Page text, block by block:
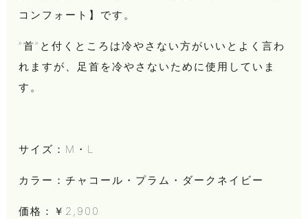
コンフォート】です。
”首”と付くところは冷やさない方がいいとよく言わ
れますが、足首を冷やさないために使用していま
す。
サイズ：M・L
カラー：チャコール・プラム・ダークネイビー
価格：￥2,900